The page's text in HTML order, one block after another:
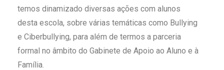
temos dinamizado diversas ações com alunos
desta escola, sobre várias temáticas como Bullying
e Ciberbullying, para além de termos a parceria
formal no âmbito do Gabinete de Apoio ao Aluno e à
Família.